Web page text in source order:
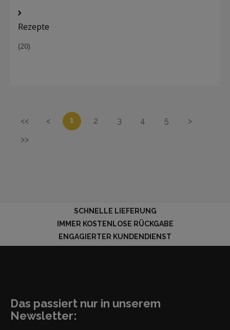
Rezepte
(20)
<< < 1 2 3 4 5
>
>>
SCHNELLE LIEFERUNG
IMMER KOSTENLOSE RÜCKGABE
ENGAGIERTER KUNDENDIENST
Das passiert nur in unserem
Newsletter: